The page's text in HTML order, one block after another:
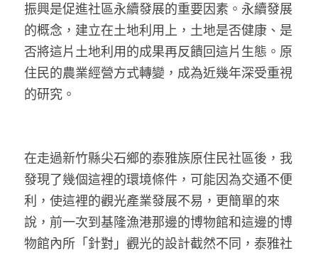
振興是促進社區永續發展的重要因素。永續發展
的概念，建立在土地利用上，土地是否健康、是
否將這片土地利用的成果再反饋回這片生態。原
住民的農業經營方式轉變，成為近幾年深受重視
的研究。
在走過新竹縣尖石鄉的泰雅族原住民社區後，我
發現了幾個這裡的環境條件，可能因為交通不便
利，使這裡的觀光產業發展不易，更簡單的來
說，前一次到基隆漁港那邊的博物館和這邊的博
物館內所「針對」觀光的設計截然不同，泰雅社